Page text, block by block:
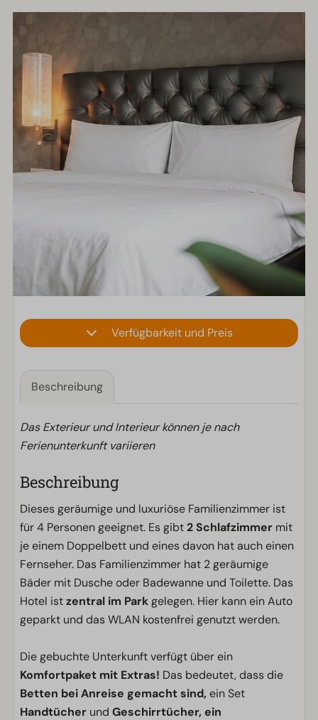
Verfügbarkeit und Preis
Beschreibung
Das Exterieur und Interieur können je nach
Ferienunterkunft variieren
Beschreibung
Dieses geräumige und luxuriöse Familienzimmer ist
für 4 Personen geeignet. Es gibt2 Schlafzimmer mit
je einem Doppelbett und eines davon hat auch einen
Fernseher. Das Familienzimmer hat 2 geräumige
Bäder mit Dusche oder Badewanne und Toilette. Das
Hotel istzentral im Parkgelegen. Hier kann ein Auto
geparkt und das WLAN kostenfrei genutzt werden.
Die gebuchte Unterkunft verfügt über ein
Komfortpaket mit Extras! Das bedeutet, dass die
Betten bei Anreise gemacht sind, ein Set
Handtücher und Geschirrtücher, ein